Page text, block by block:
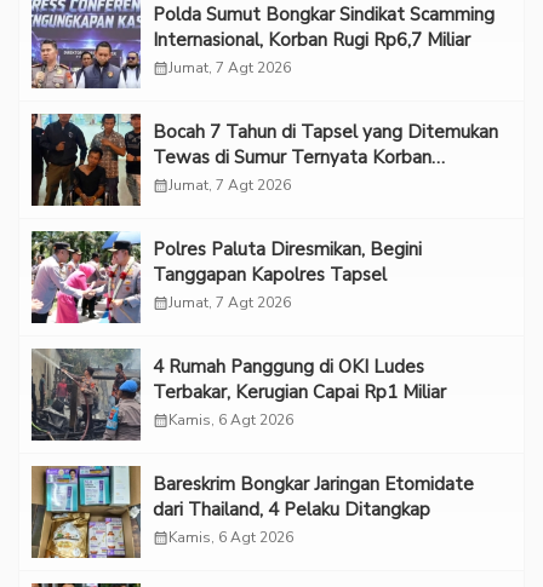
Polda Sumut Bongkar Sindikat Scamming
Internasional, Korban Rugi Rp6,7 Miliar
calendar_monthJumat, 7 Agt 2026
Bocah 7 Tahun di Tapsel yang Ditemukan
Tewas di Sumur Ternyata Korban
Kekerasan Seksual
calendar_monthJumat, 7 Agt 2026
Polres Paluta Diresmikan, Begini
Tanggapan Kapolres Tapsel
calendar_monthJumat, 7 Agt 2026
‎4 Rumah Panggung di OKI Ludes
Terbakar, Kerugian Capai Rp1 Miliar
calendar_monthKamis, 6 Agt 2026
Bareskrim Bongkar Jaringan Etomidate
dari Thailand, 4 Pelaku Ditangkap
calendar_monthKamis, 6 Agt 2026